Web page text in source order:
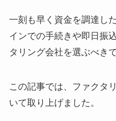
一刻も早く資金を調達し
インでの手続きや即日振
タリング会社を選ぶべきで
この記事では、ファクタ
いて取り上げました。